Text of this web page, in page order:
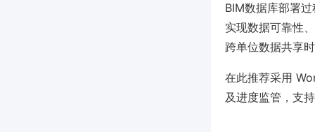
BIM数据库部署
实现数据可靠性
跨单位数据共享
在此推荐采用
及进度监管，支